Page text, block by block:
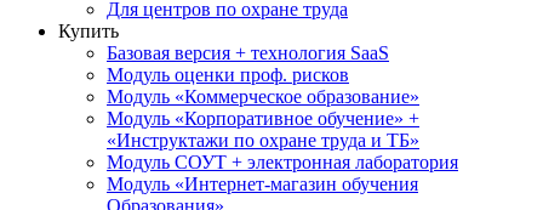
Для центров по охране труда
Купить
Базовая версия + технология SaaS
Модуль оценки проф. рисков
Модуль «Коммерческое образование»
Модуль «Корпоративное обучение» +
«Инструктажи по охране труда и ТБ»
Модуль СОУТ + электронная лаборатория
Модуль «Интернет-магазин обучения
Образования»